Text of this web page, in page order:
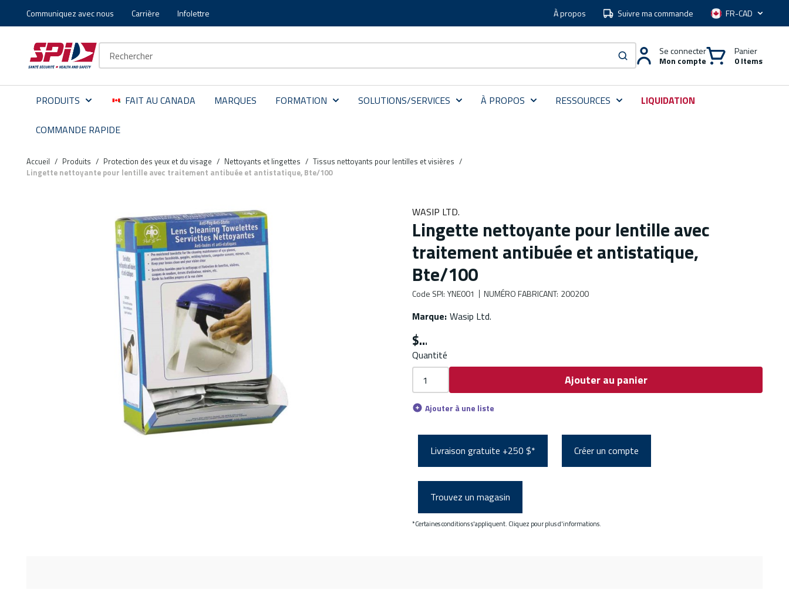
Aller au contenu principal
Skip to menu
Skip to footer
Communiquez avec nous Carrière Infolettre À propos Suivre ma commande Langue
soumettre une recherche
Se connecter
Mon compte
Panier
0 Items
PRODUITS FAIT AU CANADA MARQUES FORMATION SOLUTIONS/SERVICES À PROPOS RESSOURCES LIQUIDATION
COMMANDE RAPIDE
Accueil / Produits / Protection des yeux et du visage / Nettoyants et lingettes / Tissus nettoyants pour lentilles et visières /
Lingette nettoyante pour lentille avec traitement antibuée et antistatique, Bte/100
WASIP LTD.
Lingette nettoyante pour lentille avec
traitement antibuée et antistatique,
Bte/100
Code SPI: YNE001 NUMÉRO FABRICANT: 200200
Marque: Wasip Ltd.
$
Quantité
Ajouter au panier
Ajouter à une liste
Livraison gratuite +250 $* Créer un compte
Trouvez un magasin
*Certaines conditions s'appliquent. Cliquez pour plus d'informations.